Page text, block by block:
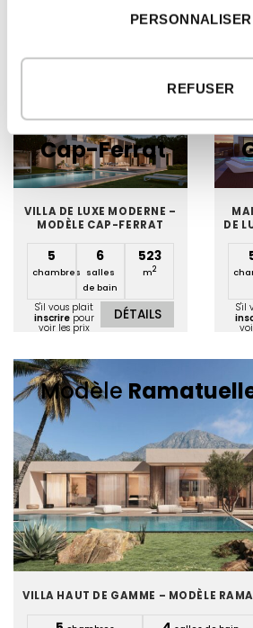
PERSONNALISER
REFUSER
Modèle
Cap-Ferrat
VILLA DE LUXE MODERNE –
MODÈLE CAP-FERRAT
5
chambres
6
salles
de bain
523
m2
S'il vous plait
inscrirepour
voir les prix
DÉTAILS
DE
S'il
Modèle
VILLA HAUT DE GAMME – MODÈLE